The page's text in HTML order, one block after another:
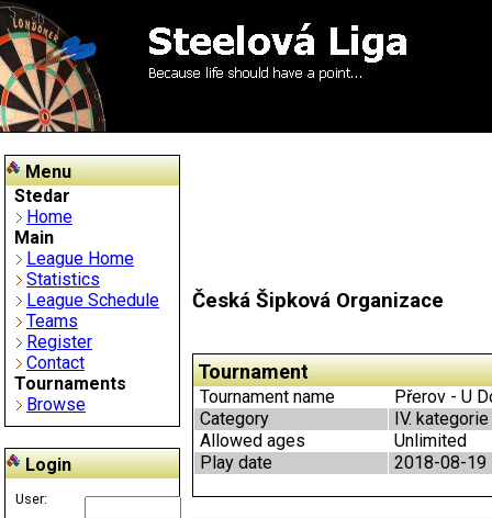
Menu
Stedar
Home
Main
League Home
Statistics
League Schedule
Teams
Register
Contact
Tournaments
Browse
Login
User:
Česká Šipková Organizace
Tournament
Tournament name
Přerov - U
Category
IV. kategorie
Allowed ages
Unlimited
Play date
2018-08-19